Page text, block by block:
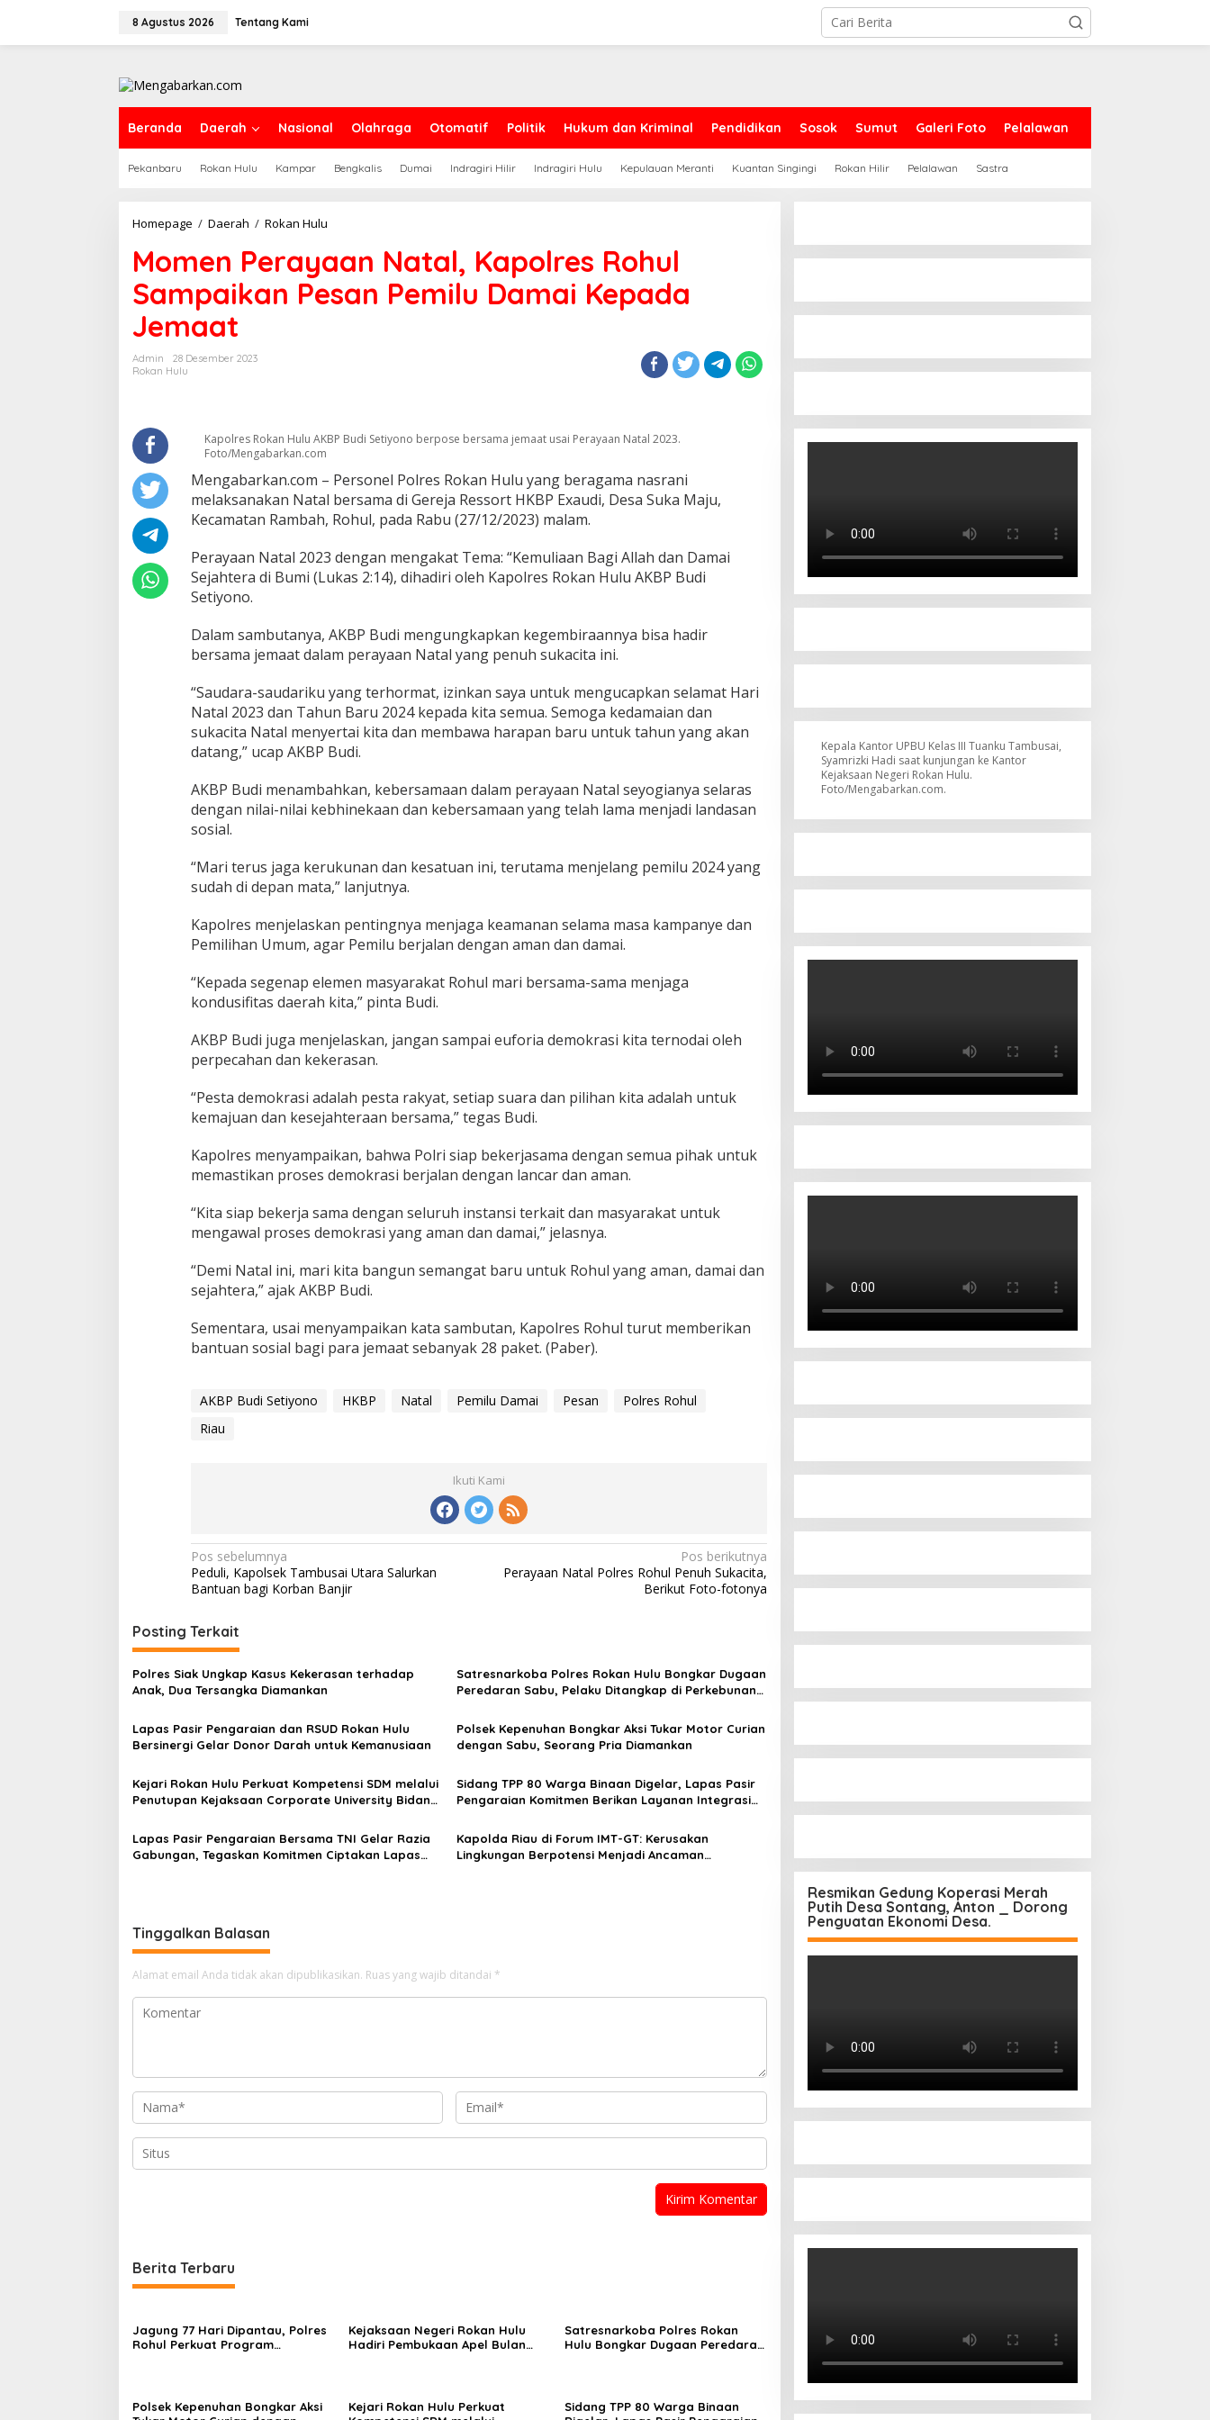
8 Agustus 2026 Tentang Kami
Beranda Daerah Nasional Olahraga Otomatif Politik Hukum dan Kriminal Pendidikan Sosok Sumut Galeri Foto Pelalawan
Pekanbaru Rokan Hulu Kampar Bengkalis Dumai Indragiri Hilir Indragiri Hulu Kepulauan Meranti Kuantan Singingi Rokan Hilir Pelalawan Sastra
Homepage / Daerah / Rokan Hulu
Natal,
Kapolres
Rohul
Sampaikan
Momen Perayaan Natal, Kapolres Rohul
Sampaikan Pesan Pemilu Damai Kepada
Jemaat
Admin
28 Desember 2023
Rokan Hulu
Kapolres Rokan Hulu AKBP Budi Setiyono berpose bersama jemaat usai Perayaan Natal 2023.
Foto/Mengabarkan.com
Mengabarkan.com – Personel Polres Rokan Hulu yang beragama nasrani
melaksanakan Natal bersama di Gereja Ressort HKBP Exaudi, Desa Suka Maju,
Kecamatan Rambah, Rohul, pada Rabu (27/12/2023) malam.
Perayaan Natal 2023 dengan mengakat Tema: “Kemuliaan Bagi Allah dan Damai
Sejahtera di Bumi (Lukas 2:14), dihadiri oleh Kapolres Rokan Hulu AKBP Budi
Setiyono.
Dalam sambutanya, AKBP Budi mengungkapkan kegembiraannya bisa hadir
bersama jemaat dalam perayaan Natal yang penuh sukacita ini.
“Saudara-saudariku yang terhormat, izinkan saya untuk mengucapkan selamat Hari
Natal 2023 dan Tahun Baru 2024 kepada kita semua. Semoga kedamaian dan
sukacita Natal menyertai kita dan membawa harapan baru untuk tahun yang akan
datang,” ucap AKBP Budi.
AKBP Budi menambahkan, kebersamaan dalam perayaan Natal seyogianya selaras
dengan nilai-nilai kebhinekaan dan kebersamaan yang telah lama menjadi landasan
sosial.
“Mari terus jaga kerukunan dan kesatuan ini, terutama menjelang pemilu 2024 yang
sudah di depan mata,” lanjutnya.
Kapolres menjelaskan pentingnya menjaga keamanan selama masa kampanye dan
Pemilihan Umum, agar Pemilu berjalan dengan aman dan damai.
“Kepada segenap elemen masyarakat Rohul mari bersama-sama menjaga
kondusifitas daerah kita,” pinta Budi.
AKBP Budi juga menjelaskan, jangan sampai euforia demokrasi kita ternodai oleh
perpecahan dan kekerasan.
“Pesta demokrasi adalah pesta rakyat, setiap suara dan pilihan kita adalah untuk
kemajuan dan kesejahteraan bersama,” tegas Budi.
Kapolres menyampaikan, bahwa Polri siap bekerjasama dengan semua pihak untuk
memastikan proses demokrasi berjalan dengan lancar dan aman.
“Kita siap bekerja sama dengan seluruh instansi terkait dan masyarakat untuk
mengawal proses demokrasi yang aman dan damai,” jelasnya.
“Demi Natal ini, mari kita bangun semangat baru untuk Rohul yang aman, damai dan
sejahtera,” ajak AKBP Budi.
Sementara, usai menyampaikan kata sambutan, Kapolres Rohul turut memberikan
bantuan sosial bagi para jemaat sebanyak 28 paket. (Paber).
AKBP Budi Setiyono HKBP Natal Pemilu Damai Pesan
Polres Rohul
Riau
Ikuti Kami
Navigasi
pos
Pos sebelumnya
Peduli, Kapolsek Tambusai Utara Salurkan
Bantuan bagi Korban Banjir
Pos berikutnya
Perayaan Natal Polres Rohul Penuh Sukacita,
Berikut Foto-fotonya
Posting Terkait
Polres Siak Ungkap Kasus Kekerasan terhadap
Anak, Dua Tersangka Diamankan
Satresnarkoba Polres Rokan Hulu Bongkar Dugaan
Peredaran Sabu, Pelaku Ditangkap di Perkebunan
Lapas Pasir Pengaraian dan RSUD Rokan Hulu
Bersinergi Gelar Donor Darah untuk Kemanusiaan
Polsek Kepenuhan Bongkar Aksi Tukar Motor Curian
dengan Sabu, Seorang Pria Diamankan
Kejari Rokan Hulu Perkuat Kompetensi SDM melalui
Penutupan Kejaksaan Corporate University Bidang
Sidang TPP 80 Warga Binaan Digelar, Lapas Pasir
Pengaraian Komitmen Berikan Layanan Integrasi
Lapas Pasir Pengaraian Bersama TNI Gelar Razia
Gabungan, Tegaskan Komitmen Ciptakan Lapas
Kapolda Riau di Forum IMT-GT: Kerusakan
Lingkungan Berpotensi Menjadi Ancaman
Tinggalkan Balasan
Alamat email Anda tidak akan dipublikasikan. Ruas yang wajib ditandai *
Berita Terbaru
Jagung 77 Hari Dipantau, Polres
Rohul Perkuat Program
Kejaksaan Negeri Rokan Hulu
Hadiri Pembukaan Apel Bulan
Satresnarkoba Polres Rokan
Hulu Bongkar Dugaan Peredaran
Polsek Kepenuhan Bongkar Aksi
Kejari Rokan Hulu Perkuat
Sidang TPP 80 Warga Binaan
Kepala Kantor UPBU Kelas III Tuanku Tambusai,
Syamrizki Hadi saat kunjungan ke Kantor
Kejaksaan Negeri Rokan Hulu.
Foto/Mengabarkan.com.
Resmikan Gedung Koperasi Merah
Putih Desa Sontang, Anton _ Dorong
Penguatan Ekonomi Desa.